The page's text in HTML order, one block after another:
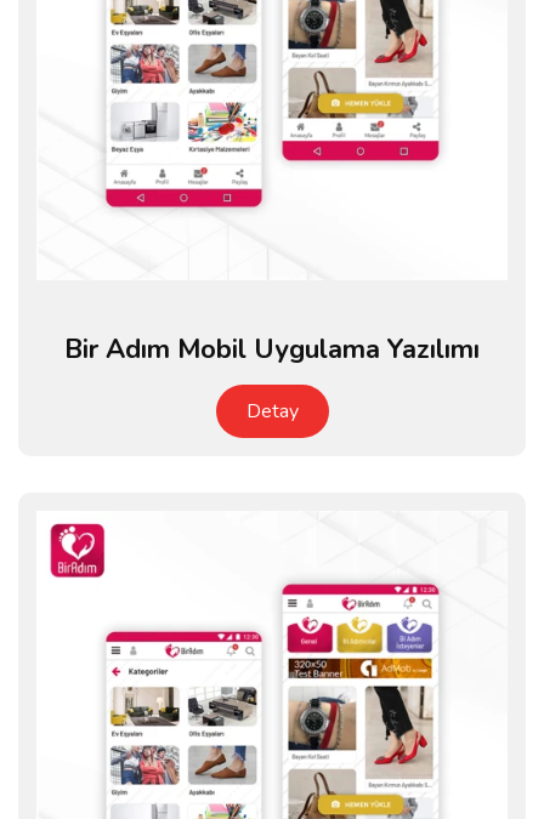
Bir Adım Mobil Uygulama Yazılımı
Detay